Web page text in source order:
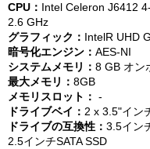
CPU： Intel Celeron J6412
2.6 GHz
グラフィック： IntelR UHD
暗号化エンジン： AES-NI
システムメモリ： 8 GB オン
最大メモリ： 8GB
メモリスロット： -
ドライブベイ： 2 x 3.5"イン
ドライブの互換性： 3.5イン
2.5インチSATA SSD